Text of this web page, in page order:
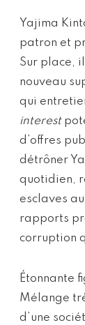
Yajima
patron et
Sur place,
nouveau
qui
interest
d’offres
détrôner
quotidien,
esclaves
rapports
corruption
Étonnante
Mélange
d’une